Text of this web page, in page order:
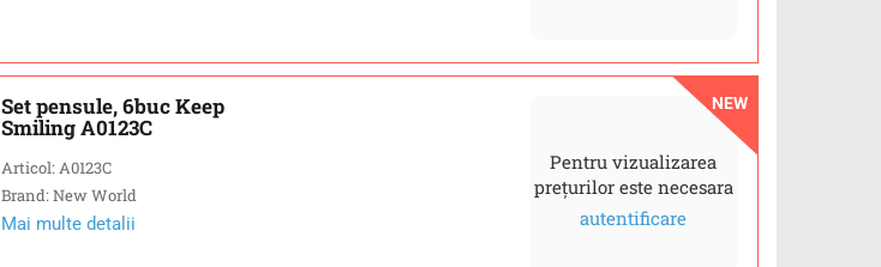
NEW
Set pensule, 6buc Keep
Smiling A0123C
Articol: A0123C
Brand: New World
Mai multe detalii
Pentru vizualizarea
prețurilor este necesara
autentificare